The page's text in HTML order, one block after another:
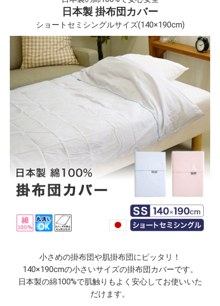
日本製 掛布団カバー
ショートセミシングルサイズ(140×190cm)
小さめの掛布団や肌掛布団にピッタリ！
140×190cmの小さいサイズの掛布団カバーです。
日本製の綿100%で肌触りもよく安心してお使いいた
だけます。